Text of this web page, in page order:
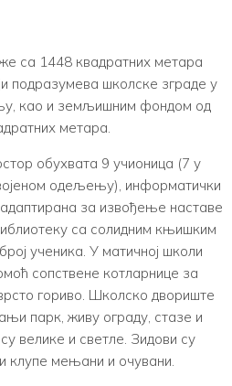
са 1448 квадратних метара
подразумева школске зграде у
као и земљишним фондом од
метара.
обухвата 9 учионица (7 у
одељењу), информатички
адаптирана за извођење наставе
са солидним књишким
ученика. У матичној школи
сопствене котларнице за
гориво. Школско двориште
парк, живу ограду, стазе и
велике и светле. Зидови су
клупе мењани и очувани.